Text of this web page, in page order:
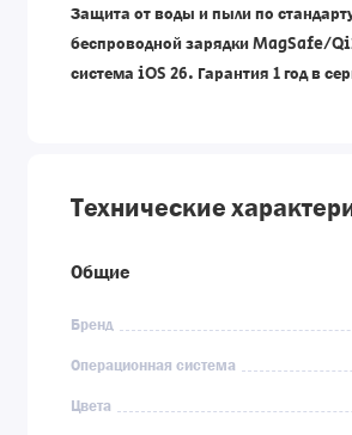
Защита от воды и пыли по
беспроводной зарядки MagSafe/
система iOS 26. Гарантия 1 год в
Технические
Общие
Бренд
Операционная система
Цвета